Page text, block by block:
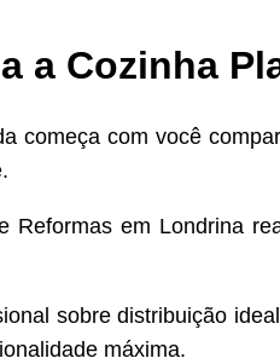
a Cozinha
começa com você
Reformas em Londrina
sobre distribuição
máxima.